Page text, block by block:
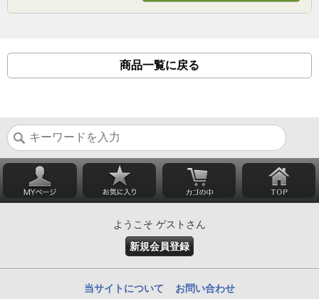
商品一覧に戻る
ようこそ ゲストさん
新規会員登録
当サイトについて お問い合わせ